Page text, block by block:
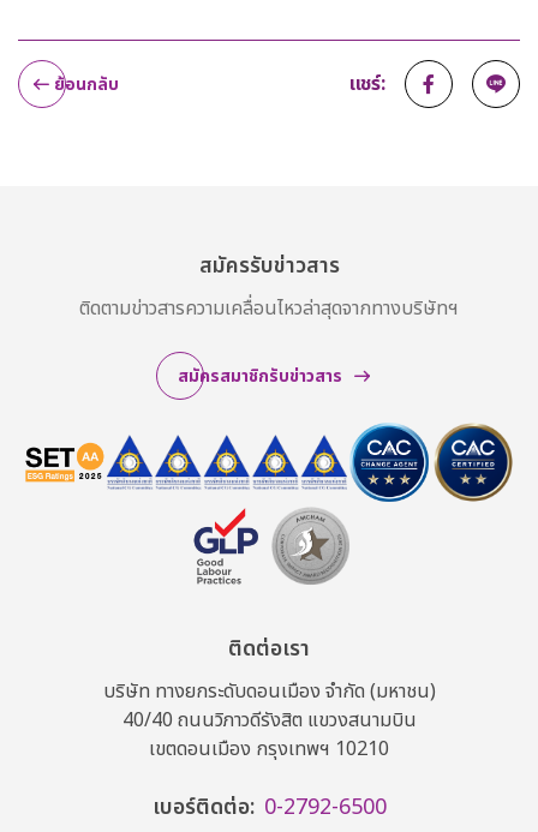
แชร์:
ย้อนกลับ
สมัครรับข่าวสาร
ติดตามข่าวสารความเคลื่อนไหวล่าสุดจากทางบริษัทฯ
สมัครสมาชิกรับข่าวสาร
ติดต่อเรา
บริษัท ทางยกระดับดอนเมือง จำกัด (มหาชน)
40/40 ถนนวิภาวดีรังสิต แขวงสนามบิน
เขตดอนเมือง กรุงเทพฯ 10210
เบอร์ติดต่อ: 0-2792-6500